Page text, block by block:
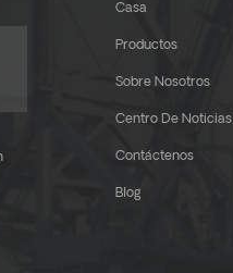
Casa
Productos
Sobre Nosotros
Centro De Noticias
Contáctenos
Blog